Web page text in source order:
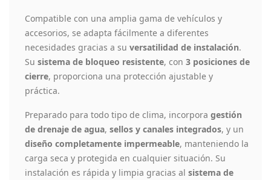
Compatible con una amplia gama de vehículos y
accesorios, se adapta fácilmente a diferentes
necesidades gracias a su versatilidad de instalación.
Su sistema de bloqueo resistente, con 3 posiciones de
cierre, proporciona una protección ajustable y
práctica.
Preparado para todo tipo de clima, incorpora gestión
de drenaje de agua, sellos y canales integrados, y un
diseño completamente impermeable, manteniendo la
carga seca y protegida en cualquier situación. Su
instalación es rápida y limpia gracias al sistema de